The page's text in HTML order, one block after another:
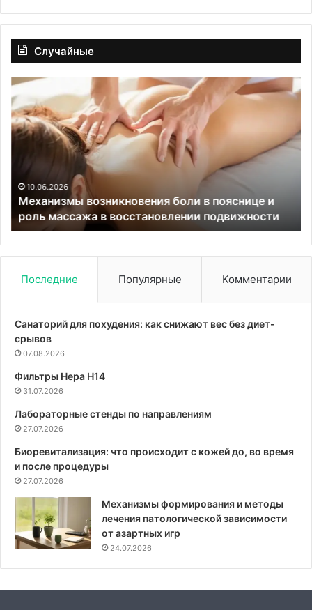
Случайные
Механизмы
возникновения
боли
в
пояснице
роль
массажа
восстановлении
подвижности
10.06.2026
Механизмы возникновения боли в пояснице и
роль массажа в восстановлении подвижности
Последние Популярные Комментарии
Санаторий для похудения: как снижают вес без диет-
срывов
07.08.2026
Фильтры Hepa Н14
31.07.2026
Лабораторные стенды по направлениям
27.07.2026
Биоревитализация: что происходит с кожей до, во время
и после процедуры
27.07.2026
Механизмы формирования и методы
лечения патологической зависимости
от азартных игр
24.07.2026